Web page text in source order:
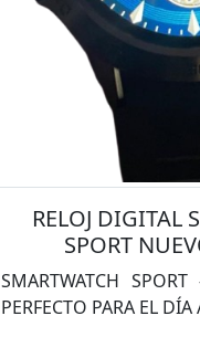
RELOJ DIGITAL
SPORT
SMARTWATCH
PERFECTO PARA EL DÍA